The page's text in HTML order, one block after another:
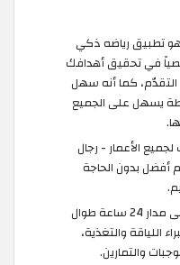
تطبيق رياضه ذكي
في تحقيق أهدافك
كما أنه سهل
يسهل على الجميع
الأعمار - رجال
بدون الحاجة
يوفر El Coach دعم مباشر على مدار 24 ساعة طوال
اللياقة والتغذية،
والتمارين.